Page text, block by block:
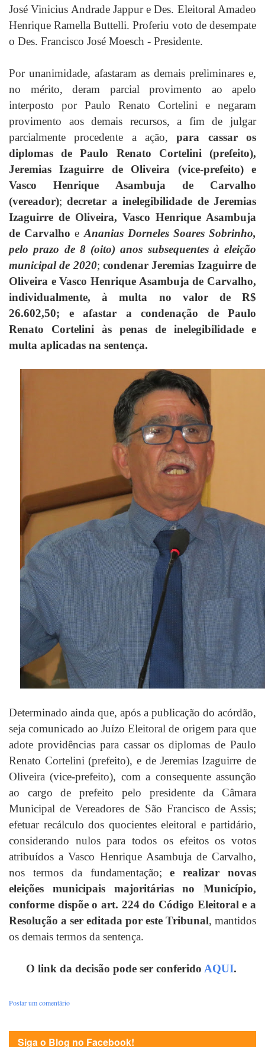
José Vinicius Andrade Jappur e Des. Eleitoral Amadeo
Henrique Ramella Buttelli. Proferiu voto de desempate
o Des. Francisco José Moesch - Presidente.
Por unanimidade, afastaram as demais preliminares e,
no mérito, deram parcial provimento ao apelo
interposto por Paulo Renato Cortelini e negaram
provimento aos demais recursos, a fim de julgar
parcialmente procedente a ação,para cassar os
diplomas de Paulo Renato Cortelini (prefeito),
Jeremias Izaguirre de Oliveira (vice-prefeito) e
Vasco Henrique Asambuja de Carvalho
(vereador);decretar a inelegibilidade de Jeremias
Izaguirre de Oliveira, Vasco Henrique Asambuja
de Carvalho e Ananias Dorneles Soares Sobrinho,
pelo prazo de 8 (oito) anos subsequentes à eleição
municipal de 2020;condenar Jeremias Izaguirre de
Oliveira e Vasco Henrique Asambuja de Carvalho,
individualmente, à multa no valor de R$
26.602,50; e afastar a condenação de Paulo
Renato Cortelini às penas de inelegibilidade e
multa aplicadas na sentença.
Determinado ainda que, após a publicação do acórdão,
seja comunicado ao Juízo Eleitoral de origem para que
adote providências para cassar os diplomas de Paulo
Renato Cortelini (prefeito), e de Jeremias Izaguirre de
Oliveira (vice-prefeito), com a consequente assunção
ao cargo de prefeito pelo presidente da Câmara
Municipal de Vereadores de São Francisco de Assis;
efetuar recálculo dos quocientes eleitoral e partidário,
considerando nulos para todos os efeitos os votos
atribuídos a Vasco Henrique Asambuja de Carvalho,
nos termos da fundamentação;e realizar novas
eleições municipais majoritárias no Município,
conforme dispõe o art. 224 do Código Eleitoral e a
Resolução a ser editada por este Tribunal, mantidos
os demais termos da sentença.
O link da decisão pode ser conferido AQUI.
Postar um comentário
Siga o Blog no Facebook!